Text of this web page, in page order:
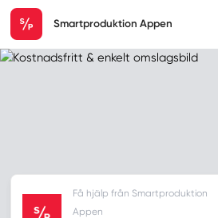
Smartproduktion Appen
Få hjälp från Smartproduktion
Appen